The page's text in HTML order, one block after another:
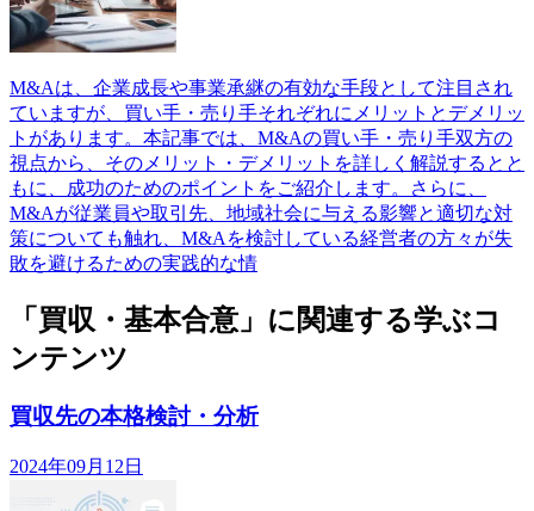
M&Aは、企業成長や事業承継の有効な手段として注目され
ていますが、買い手・売り手それぞれにメリットとデメリッ
トがあります。本記事では、M&Aの買い手・売り手双方の
視点から、そのメリット・デメリットを詳しく解説するとと
もに、成功のためのポイントをご紹介します。さらに、
M&Aが従業員や取引先、地域社会に与える影響と適切な対
策についても触れ、M&Aを検討している経営者の方々が失
敗を避けるための実践的な情
「買収・基本合意」に関連する学ぶコ
ンテンツ
買収先の本格検討・分析
2024年09月12日